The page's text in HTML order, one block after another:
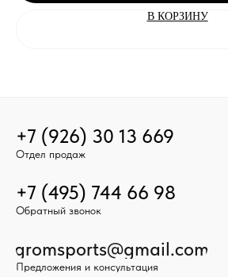
В КОРЗИНУ
+7 (495) 744 66 98
gromsports@gmail.com
Предложения и консультация
+7 (926) 30 13 669
Отдел продаж
Обратный звонок